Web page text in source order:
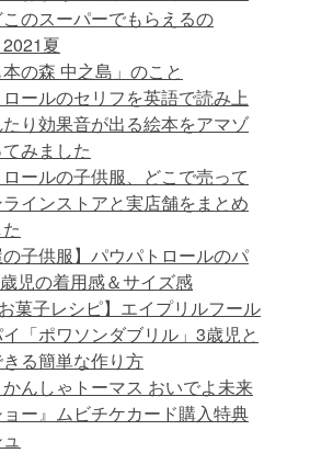
のスーパーでもらえるの
夏
本の森 中之島」のこと
ールのセリフを英語で読み上
り効果音が出る絵本をアマゾ
みました
ールの子供服、どこで売って
インストアと実店舗をまとめ
の子供服】パウパトロールのパ
児の着用感＆サイズ感
お菓子レシピ】エイプリルフール
「ポワソンダブリル」3歳児と
る簡単な作り方
かんしゃトーマス おいでよ未来
ー』ムビチケカード購入特典